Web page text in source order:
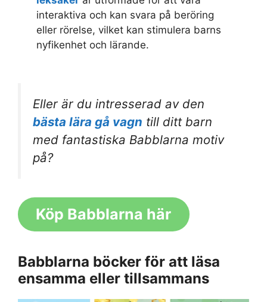
interaktiva och kan svara på beröring
eller rörelse, vilket kan stimulera barns
nyfikenhet och lärande.
Eller är du intresserad av den
bästa lära gå vagn till ditt barn
med fantastiska Babblarna motiv
på?
Köp Babblarna här
Babblarna böcker för att läsa
ensamma eller tillsammans